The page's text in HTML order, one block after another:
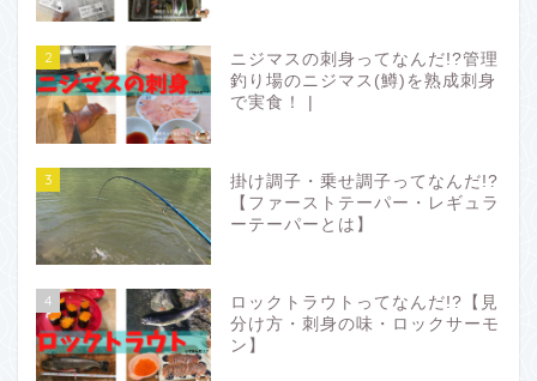
2
ニジマスの刺身ってなんだ!?管理
釣り場のニジマス(鱒)を熟成刺身
で実食！ |
3
掛け調子・乗せ調子ってなんだ!?
【ファーストテーパー・レギュラ
ーテーパーとは】
4
ロックトラウトってなんだ!?【見
分け方・刺身の味・ロックサーモ
ン】